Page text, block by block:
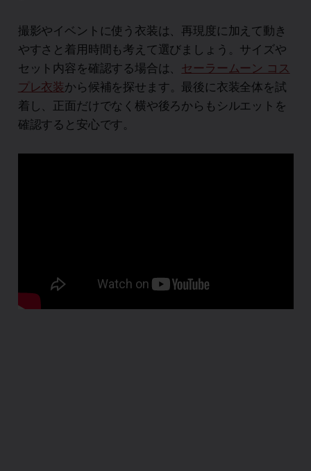
撮影やイベントに使う衣装は、再現度に加えて動き
やすさと着用時間も考えて選びましょう。サイズや
セット内容を確認する場合は、 セーラームーン コス
プレ衣装から候補を探せます。最後に衣装全体を試
着し、正面だけでなく横や後ろからもシルエットを
確認すると安心です。